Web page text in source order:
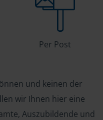
Per Post
und keinen der
wir Ihnen hier eine
Auszubildende und